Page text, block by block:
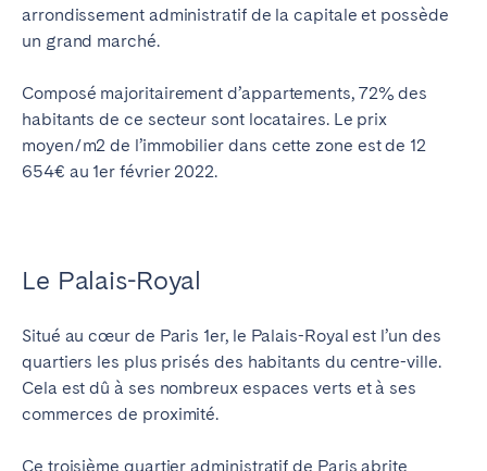
arrondissement administratif de la capitale et possède
un grand marché.
Composé majoritairement d’appartements, 72% des
habitants de ce secteur sont locataires. Le prix
moyen/m2 de l’immobilier dans cette zone est de 12
654€ au 1er février 2022.
Le Palais-Royal
Situé au cœur de Paris 1er, le Palais-Royal est l’un des
quartiers les plus prisés des habitants du centre-ville.
Cela est dû à ses nombreux espaces verts et à ses
commerces de proximité.
Ce troisième quartier administratif de Paris abrite